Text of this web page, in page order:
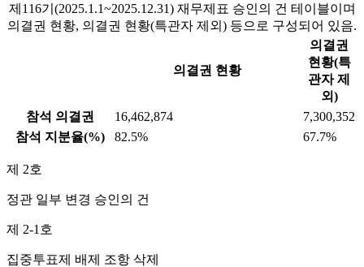
제116기(2025.1.1~2025.12.31) 재무제표 승인의 건 테이블이며
의결권 현황, 의결권 현황(특관자 제외) 등으로 구성되어 있음.
의결권 현황
의결권
현황(특
관자 제
외)
참석 의결권
16,462,874
7,300,352
참석 지분율(%)
82.5% 67.7%
제 2호
정관 일부 변경 승인의 건
제 2-1호
집중투표제 배제 조항 삭제